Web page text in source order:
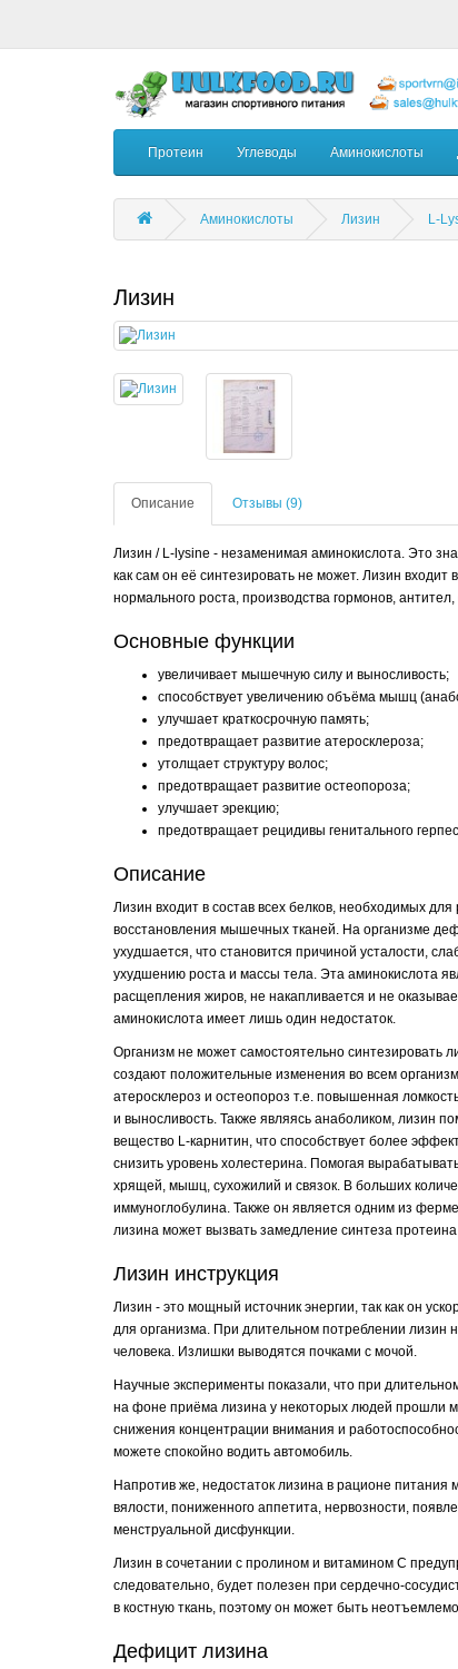
Протеин Углеводы Аминокислоты
Аминокислоты Лизин L-
Лизин
Описание Отзывы (9)
Лизин / L-lysine - незаменимая аминокислота. Это
как сам он её синтезировать не может. Лизин входит
нормального роста, производства гормонов,
Основные функции
увеличивает мышечную силу и выносливость;
способствует увеличению объёма мышц
улучшает краткосрочную память;
предотвращает развитие атеросклероза;
утолщает структуру волос;
предотвращает развитие остеопороза;
улучшает эрекцию;
предотвращает рецидивы генитального
Описание
Лизин входит в состав всех белков, необходимых
восстановления мышечных тканей. На организме
ухудшается, что становится причиной усталости,
ухудшению роста и массы тела. Эта аминокислота
расщепления жиров, не накапливается и не
аминокислота имеет лишь один недостаток.
Организм не может самостоятельно синтезировать
создают положительные изменения во всем
атеросклероз и остеопороз т.е. повышенная
и выносливость. Также являясь анаболиком, лизин
вещество L-карнитин, что способствует более
снизить уровень холестерина. Помогая
хрящей, мышц, сухожилий и связок. В больших
иммуноглобулина. Также он является одним из
лизина может вызвать замедление синтеза
Лизин инструкция
Лизин - это мощный источник энергии, так как он
для организма. При длительном потреблении лизин
человека. Излишки выводятся почками с мочой.
Научные эксперименты показали, что при
на фоне приёма лизина у некоторых людей прошли
снижения концентрации внимания и
можете спокойно водить автомобиль.
Напротив же, недостаток лизина в рационе
вялости, пониженного аппетита, нервозности,
менструальной дисфункции.
Лизин в сочетании с пролином и витамином С
следовательно, будет полезен при сердечно-
в костную ткань, поэтому он может быть
Дефицит лизина